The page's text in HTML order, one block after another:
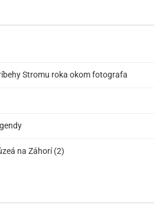
Stromu roka okom fotografa
na Záhorí (2)